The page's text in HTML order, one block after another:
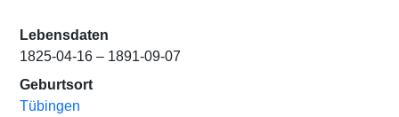
Lebensdaten
1825-04-16 – 1891-09-07
Geburtsort
Tübingen